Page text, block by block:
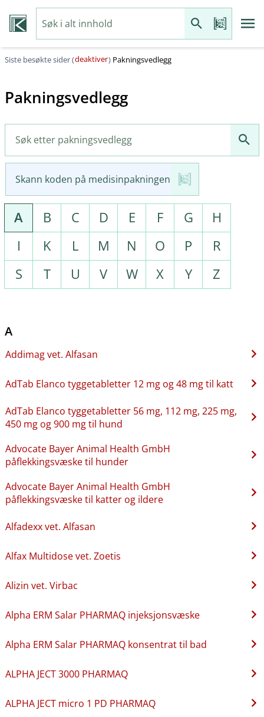
Siste besøkte sider (deaktiver) Pakningsvedlegg
Pakningsvedlegg
Skann koden på medisinpakningen
A B C D E F G
H
I
K L M N O P
R
S
T U V W X Y Z
A
Addimag vet. Alfasan
AdTab Elanco tyggetabletter 12 mg og 48 mg til katt
AdTab Elanco tyggetabletter 56 mg, 112 mg, 225 mg,
450 mg og 900 mg til hund
Advocate Bayer Animal Health GmbH
påflekkingsvæske til hunder
Advocate Bayer Animal Health GmbH
påflekkingsvæske til katter og ildere
Alfadexx vet. Alfasan
Alfax Multidose vet. Zoetis
Alizin vet. Virbac
Alpha ERM Salar PHARMAQ injeksjonsvæske
Alpha ERM Salar PHARMAQ konsentrat til bad
ALPHA JECT 3000 PHARMAQ
ALPHA JECT micro 1 PD PHARMAQ